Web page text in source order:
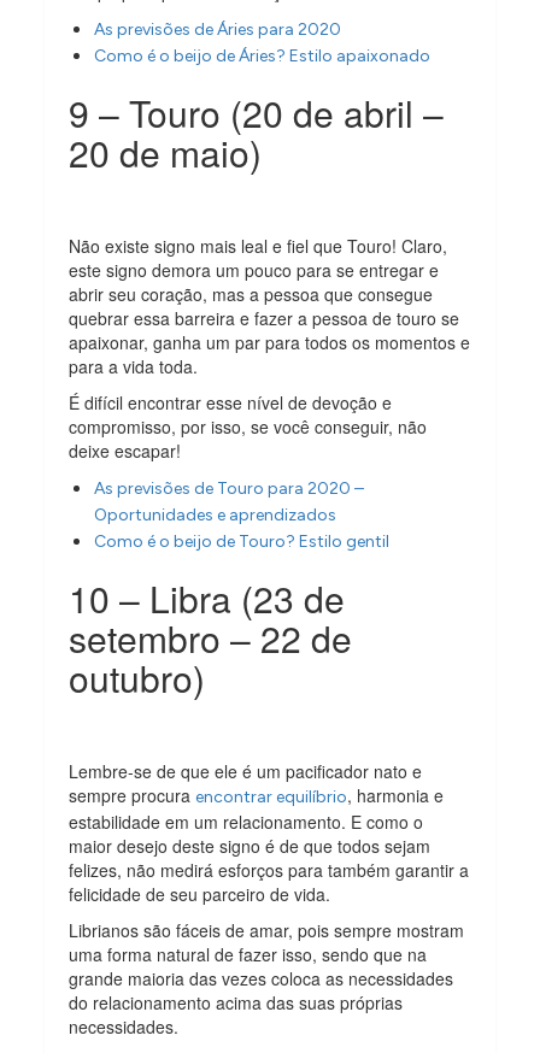
As previsões de Áries para 2020
Como é o beijo de Áries? Estilo apaixonado
9 – Touro (20 de abril –
20 de maio)
Não existe signo mais leal e fiel que Touro! Claro,
este signo demora um pouco para se entregar e
abrir seu coração, mas a pessoa que consegue
quebrar essa barreira e fazer a pessoa de touro se
apaixonar, ganha um par para todos os momentos e
para a vida toda.
É difícil encontrar esse nível de devoção e
compromisso, por isso, se você conseguir, não
deixe escapar!
As previsões de Touro para 2020 –
Oportunidades e aprendizados
Como é o beijo de Touro? Estilo gentil
10 – Libra (23 de
setembro – 22 de
outubro)
Lembre-se de que ele é um pacificador nato e
sempre procuraencontrar equilíbrio, harmonia e
estabilidade em um relacionamento. E como o
maior desejo deste signo é de que todos sejam
felizes, não medirá esforços para também garantir a
felicidade de seu parceiro de vida.
Librianos são fáceis de amar, pois sempre mostram
uma forma natural de fazer isso, sendo que na
grande maioria das vezes coloca as necessidades
do relacionamento acima das suas próprias
necessidades.